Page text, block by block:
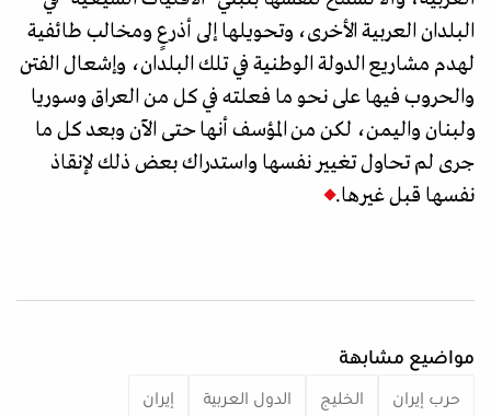
البلدان العربية الأخرى، وتحويلها إلى أذرعٍ ومخالب طائفية
لهدم مشاريع الدولة الوطنية في تلك البلدان، وإشعال الفتن
والحروب فيها على نحو ما فعلته في كل من العراق وسوريا
ولبنان واليمن، لكن من المؤسف أنها حتى الآن وبعد كل ما
جرى لم تحاول تغيير نفسها واستدراك بعض ذلك لإنقاذ
نفسها قبل غيرها.
مواضيع مشابهة
حرب إيران الخليج الدول العربية إيران